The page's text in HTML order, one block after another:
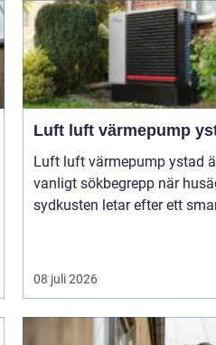
Luft luft värmepump
Luft luft värmepump ystad
vanligt sökbegrepp när
sydkusten letar efter ett
08 juli 2026